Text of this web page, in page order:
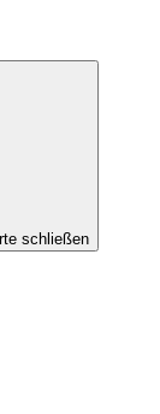
schließen